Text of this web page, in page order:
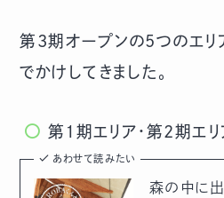
第3期オープンの5つのエリ
でかけしてきました。
第1期エリア・第2期エ
あわせて読みたい
森の中に